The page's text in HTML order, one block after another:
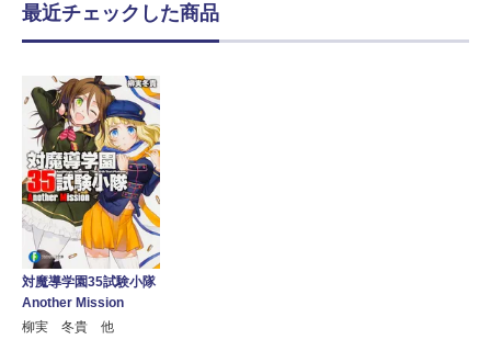
最近チェックした商品
対魔導学園35試験小隊
Another Mission
柳実 冬貴 他